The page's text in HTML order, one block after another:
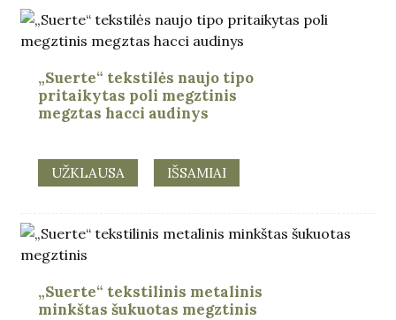
„Suerte“ tekstilės naujo tipo
pritaikytas poli megztinis
megztas hacci audinys
UŽKLAUSA IŠSAMIAI
„Suerte“ tekstilinis metalinis
minkštas šukuotas megztinis